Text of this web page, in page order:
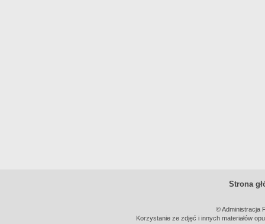
Strona
© Administracja
Korzystanie ze zdjęć i innych materiałów